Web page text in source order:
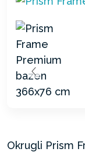
Okrugli Prism